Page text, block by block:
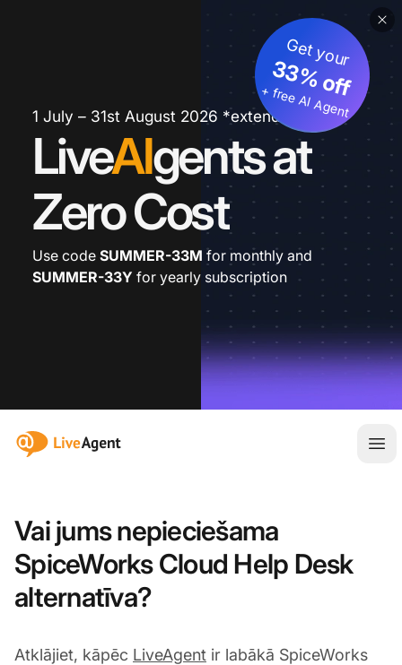
1 July – 31st August 2026 *extended
LiveAIgents at
Zero Cost
Get your
33% off
+ free AI Agent
Use code SUMMER-33M for monthly and
SUMMER-33Y for yearly subscription
:site.title
Vai jums nepieciešama
SpiceWorks Cloud Help Desk
alternatīva?
Atklājiet, kāpēc LiveAgent ir labākā SpiceWorks